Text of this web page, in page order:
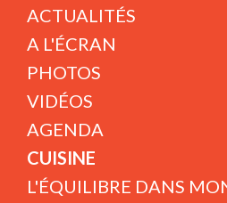
ACTUALITÉS
A L'ÉCRAN
PHOTOS
VIDÉOS
AGENDA
CUISINE
L'ÉQUILIBRE DANS